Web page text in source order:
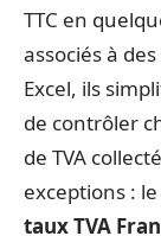
TTC en
associés à
Excel, ils
de contrôler
de TVA
exceptions :
taux TVA